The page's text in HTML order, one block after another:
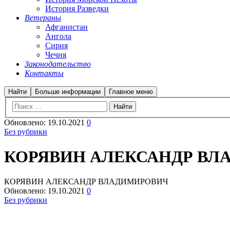
История Разведки
Ветераны
Афганистан
Ангола
Сирия
Чечня
Законодательство
Контакты
Найти Больше информации Главное меню
Обновлено: 19.10.2021 0
Без рубрики
КОРЯВИН АЛЕКСАНДР
КОРЯВИН АЛЕКСАНДР ВЛАДИМИРОВИЧ
Обновлено: 19.10.2021 0
Без рубрики